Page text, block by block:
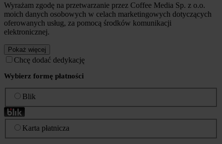
Wyrażam zgodę na przetwarzanie przez Coffee Media Sp. z o.o.
moich danych osobowych w celach marketingowych dotyczących
oferowanych usług, za pomocą środków komunikacji
elektronicznej.
Pokaż więcej
Chcę dodać dedykację
Wybierz formę płatności
Blik
Karta płatnicza